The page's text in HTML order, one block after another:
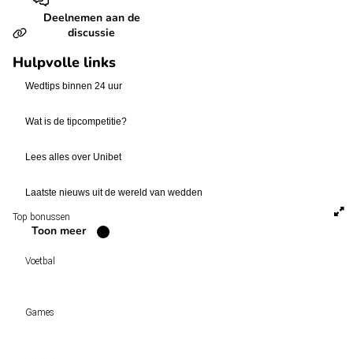
Deelnemen aan de
discussie
Hulpvolle links
Wedtips binnen 24 uur
Wat is de tipcompetitie?
Lees alles over Unibet
Laatste nieuws uit de wereld van wedden
Top bonussen
Toon meer
Voetbal
Wedtips
Games